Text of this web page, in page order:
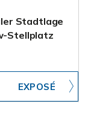
Stadtlage
Stellplatz